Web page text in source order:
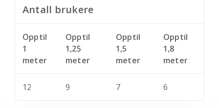
Antall brukere
Opptil
1
meter
Opptil
1,25
meter
Opptil
1,5
meter
Opptil
1,8
meter
12 9 7 6